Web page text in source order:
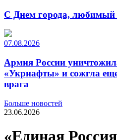
С Днем города, любимый
07.08.2026
Армия России
«Укрнафты» и сожгла
врага
Больше новостей
23.06.2026
«Единая